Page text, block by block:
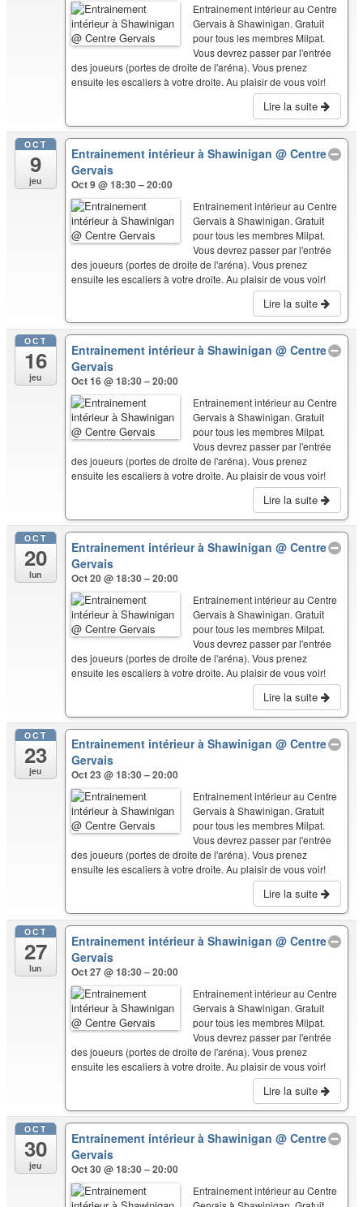
Entrainement intérieur au Centre
Gervais à Shawinigan. Gratuit
pour tous les membres Milpat.
Vous devrez passer par l'entrée
des joueurs (portes de droite de l'aréna). Vous prenez
ensuite les escaliers à votre droite. Au plaisir de vous voir!
Lire la suite
OCT
9
jeu
Entrainement intérieur à Shawinigan@ Centre
Gervais
Oct 9 @ 18:30 – 20:00
Entrainement intérieur au Centre
Gervais à Shawinigan. Gratuit
pour tous les membres Milpat.
Vous devrez passer par l'entrée
des joueurs (portes de droite de l'aréna). Vous prenez
ensuite les escaliers à votre droite. Au plaisir de vous voir!
Lire la suite
OCT
16
jeu
Entrainement intérieur à Shawinigan@ Centre
Gervais
Oct 16 @ 18:30 – 20:00
Entrainement intérieur au Centre
Gervais à Shawinigan. Gratuit
pour tous les membres Milpat.
Vous devrez passer par l'entrée
des joueurs (portes de droite de l'aréna). Vous prenez
ensuite les escaliers à votre droite. Au plaisir de vous voir!
Lire la suite
OCT
20
lun
Entrainement intérieur à Shawinigan@ Centre
Gervais
Oct 20 @ 18:30 – 20:00
Entrainement intérieur au Centre
Gervais à Shawinigan. Gratuit
pour tous les membres Milpat.
Vous devrez passer par l'entrée
des joueurs (portes de droite de l'aréna). Vous prenez
ensuite les escaliers à votre droite. Au plaisir de vous voir!
Lire la suite
OCT
23
jeu
Entrainement intérieur à Shawinigan@ Centre
Gervais
Oct 23 @ 18:30 – 20:00
Entrainement intérieur au Centre
Gervais à Shawinigan. Gratuit
pour tous les membres Milpat.
Vous devrez passer par l'entrée
des joueurs (portes de droite de l'aréna). Vous prenez
ensuite les escaliers à votre droite. Au plaisir de vous voir!
Lire la suite
OCT
27
lun
Entrainement intérieur à Shawinigan@ Centre
Gervais
Oct 27 @ 18:30 – 20:00
Entrainement intérieur au Centre
Gervais à Shawinigan. Gratuit
pour tous les membres Milpat.
Vous devrez passer par l'entrée
des joueurs (portes de droite de l'aréna). Vous prenez
ensuite les escaliers à votre droite. Au plaisir de vous voir!
Lire la suite
OCT
30
jeu
Entrainement intérieur à Shawinigan@ Centre
Gervais
Oct 30 @ 18:30 – 20:00
Entrainement intérieur au Centre